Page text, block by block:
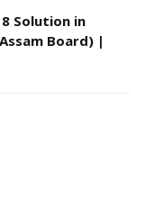
Solution in
Board) |